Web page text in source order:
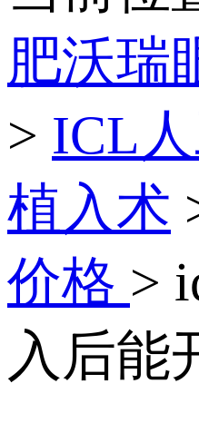
肥沃瑞
> ICL
植入术
价格 >
入后能